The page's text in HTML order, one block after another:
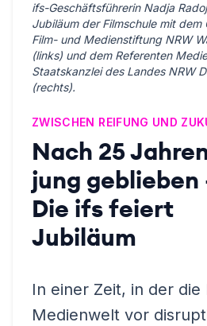
ifs-Geschäftsführerin Nadja
Jubiläum der Filmschule mit
Film- und Medienstiftung NRW
(links) und dem Referenten
Staatskanzlei des Landes NRW
(rechts).
ZWISCHEN REIFUNG UND
Nach 25
jung geblieben
Die ifs feiert
Jubiläum
In einer Zeit, in der die
Medienwelt vor